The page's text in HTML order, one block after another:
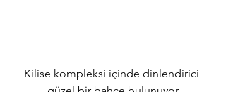
Kilise kompleksi içinde dinlendirici